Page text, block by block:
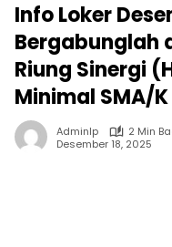
Info Loker
Bergabunglah
Riung Sinergi
Minimal SMA/K
Adminlp
2 Min
Desember 18, 2025